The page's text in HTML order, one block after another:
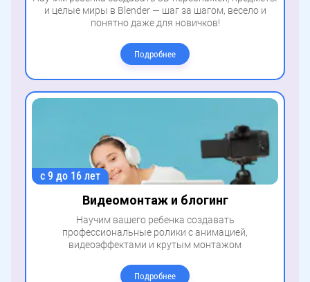
и целые миры в Blender — шаг за шагом, весело и
понятно даже для новичков!
Подробнее
с 9 до 16 лет
Видеомонтаж и блогинг
Научим вашего ребенка создавать
профессиональные ролики с анимацией,
видеоэффектами и крутым монтажом
Подробнее